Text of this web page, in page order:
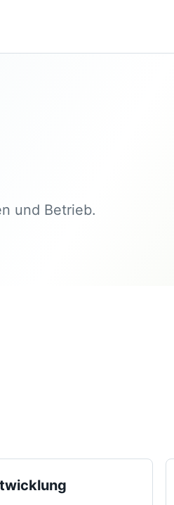
und Betrieb.